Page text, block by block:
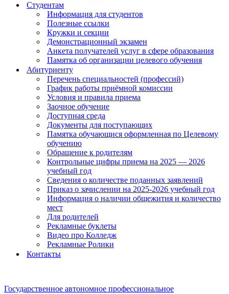
Студентам
Информация для студентов
Полезные ссылки
Кружки и секции
Демонстрационный экзамен
Анкета получателей услуг в сфере образования
Памятка об организации целевого обучения
Абитуриенту
Перечень специальностей (профессий)
График работы приёмной комиссии
Условия и правила приема
Заочное обучение
Доступная среда
Документы для поступающих
Памятка обучающися оформленная по Целевому
обучению
Обращение к родителям
Контрольные цифры приема на 2025 — 2026
учебный год
Сведения о количестве поданных заявлений
Приказ о зачислении на 2025-2026 учебный год
Информация о наличии общежития и количество
мест
Для родителей
Рекламные буклеты
Видео про Колледж
Рекламные Ролики
Контакты
Государственное автономное профессиональное